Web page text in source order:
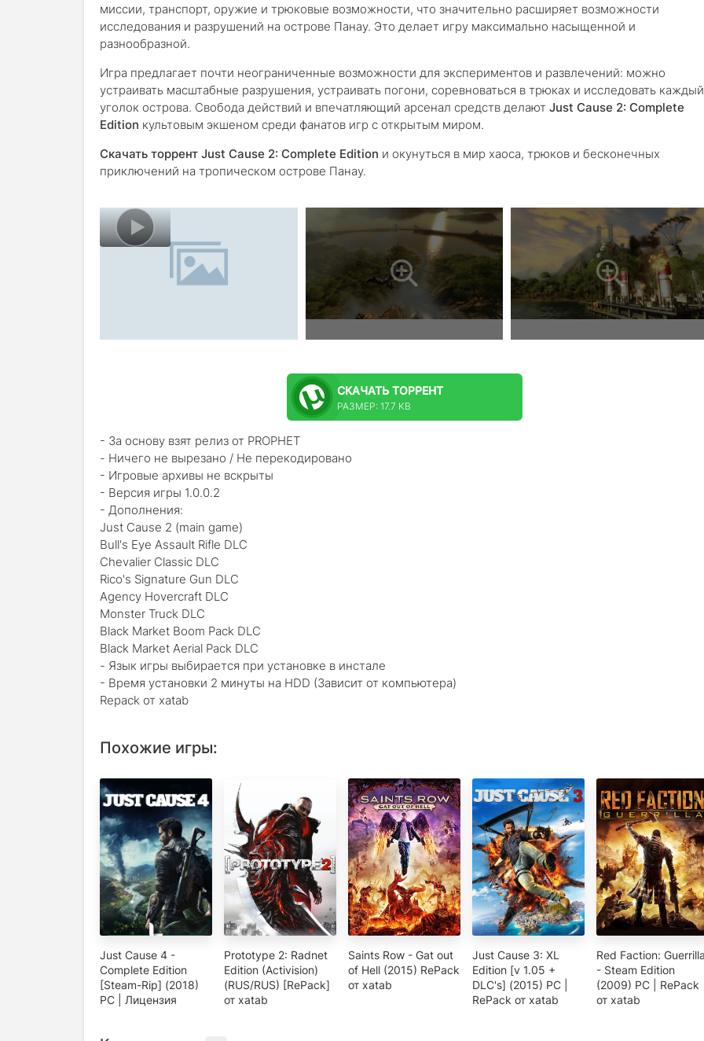
миссии, транспорт, оружие и трюковые возможности, что значительно расширяет возможности
исследования и разрушений на острове Панау. Это делает игру максимально насыщенной и
разнообразной.
Игра предлагает почти неограниченные возможности для экспериментов и развлечений: можно
устраивать масштабные разрушения, устраивать погони, соревноваться в трюках и исследовать каждый
уголок острова. Свобода действий и впечатляющий арсенал средств делают Just Cause 2: Complete
Edition культовым экшеном среди фанатов игр с открытым миром.
Скачать торрент Just Cause 2: Complete Edition и окунуться в мир хаоса, трюков и бесконечных
приключений на тропическом острове Панау.
СКАЧАТЬ ТОРРЕНТ
РАЗМЕР: 17.7 KB
- За основу взят релиз от PROPHET
- Ничего не вырезано / Не перекодировано
- Игровые архивы не вскрыты
- Версия игры 1.0.0.2
- Дополнения:
Just Cause 2 (main game)
Bull's Eye Assault Rifle DLC
Chеvalier Classic DLC
Rico's Signature Gun DLC
Agency Hovercraft DLC
Monster Truck DLC
Black Market Boom Pack DLC
Black Market Aerial Pack DLC
- Язык игры выбирается при установке в инстале
- Время установки 2 минуты на HDD (Зависит от компьютера)
Repack от xatab
Похожие игры:
Just Cause 4 -
Complete Edition
[Steam-Rip] (2018)
PC | Лицензия
Prototype 2: Radnet
Edition (Activision)
(RUS/RUS) [RePack]
от xatab
Saints Row - Gat out
of Hell (2015) RePack
от xatab
Just Cause 3: XL
Edition [v 1.05 +
DLC's] (2015) PC |
RePack от xatab
Red Faction: Guerrilla
- Steam Edition
(2009) PC | RePack
от xatab